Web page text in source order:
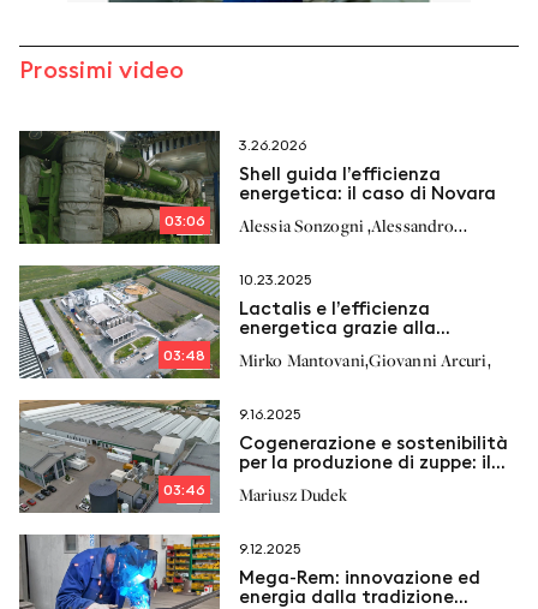
Prossimi video
03:06
3.26.2026
Shell guida l’efficienza
energetica: il caso di Novara
Alessia Sonzogni,Alessandro
03:48
10.23.2025
Lactalis e l’efficienza
energetica grazie alla
Mirko Mantovani,Giovanni Arcuri,
03:46
9.16.2025
Cogenerazione e sostenibilità
per la produzione di zuppe: il
Mariusz Dudek
9.12.2025
Mega‑Rem: innovazione ed
energia dalla tradizione